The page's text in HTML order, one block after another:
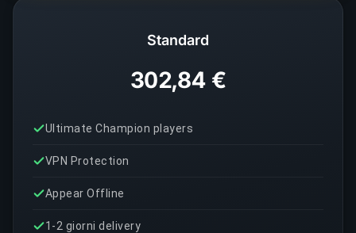
Standard
302,84 €
Ultimate Champion players
VPN Protection
Appear Offline
1-2 giorni delivery